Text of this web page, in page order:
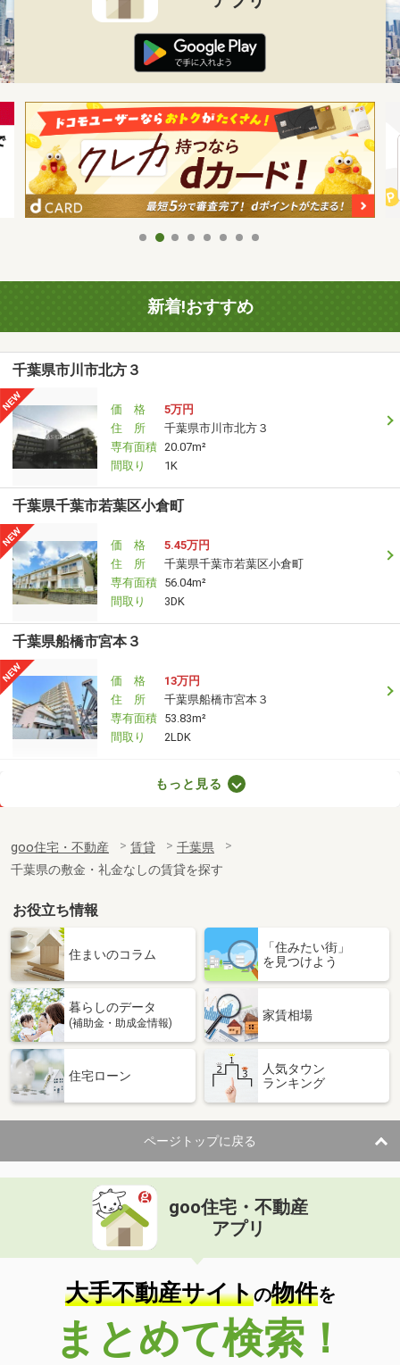
新着!おすすめ
千葉県市川市北方３
価 格
5万円
住 所
千葉県市川市北方３
専有面積 20.07m²
間取り
1K
千葉県千葉市若葉区小倉町
価 格
5.45万円
住 所
千葉県千葉市若葉区小倉町
専有面積 56.04m²
間取り
3DK
千葉県船橋市宮本３
価 格
13万円
住 所
千葉県船橋市宮本３
専有面積 53.83m²
間取り
2LDK
専有面積
60.26m²
間取り
3LDK
千葉県船橋市中野木１
価 格
7.60万円
千葉県船橋市中野木１
専有面積 26.08m²
間取り
千葉県船橋市宮本２
住 所
千葉県船橋市宮本２
専有面積 22.35m²
間取り
1K
千葉県市川市行徳駅前１
価 格
住 所
千葉県市川市行徳駅前１
専有面積 16.7m²
間取り
ワンルーム
千葉県船橋市東船橋４
価 格
7.90万円
もっと見る
goo住宅・不動産 賃貸
千葉県
千葉県の敷金・礼金なしの賃貸を探す
お役立ち情報
住まいのコラム
「住みたい街」
を見つけよう
暮らしのデータ
(補助金・助成金情報)
家賃相場
住宅ローン
人気タウン
ランキング
ページトップに戻る
goo住宅・不動産
アプリ
大手不動産サイトの物件を
まとめて検索！